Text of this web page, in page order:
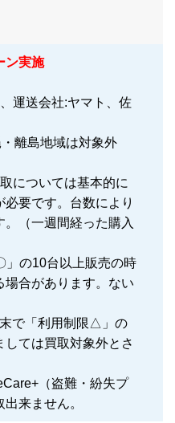
ン実施
運送会社:ヤマト、佐
離島地域は対象外
については基本的に
要です。台数により
（一週間経った購入
の10台以上販売の時
場合があります。ない
で「利用制限△」の
ては買取対象外とさ
（盗難・紛失プ
来ません。